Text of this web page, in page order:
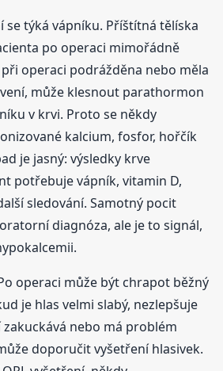
se týká vápníku. Příštítná tělíska
po operaci mimořádně
operaci podrážděna nebo měla
může klesnout parathormon
v krvi. Proto se někdy
kalcium, fosfor, hořčík
je jasný: výsledky krve
potřebuje vápník, vitamin D,
sledování. Samotný pocit
diagnóza, ale je to signál,
operaci může být chrapot běžný
je hlas velmi slabý, nezlepšuje
nebo má problém
doporučit vyšetření hlasivek.